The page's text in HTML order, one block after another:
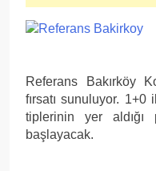
Referans Bakırköy
fırsatı sunuluyor.
tiplerinin yer
başlayacak.